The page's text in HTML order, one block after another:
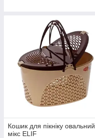
Кошик для пікніку овальний
мікс ELIF